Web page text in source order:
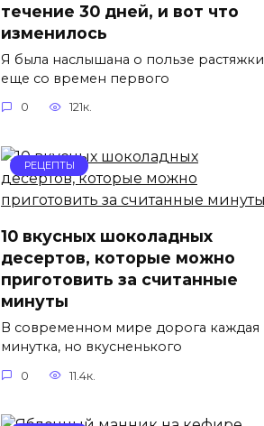
течение 30 дней, и вот что
изменилось
Я была наслышана о пользе растяжки
еще со времен первого
0 121к.
РЕЦЕПТЫ
10 вкусных шоколадных
десертов, которые можно
приготовить за считанные
минуты
В современном мире дорога каждая
минутка, но вкусненького
0 11.4к.